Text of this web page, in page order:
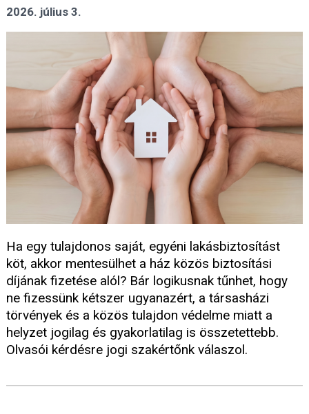
2026. július 3.
Ha egy tulajdonos saját, egyéni lakásbiztosítást
köt, akkor mentesülhet a ház közös biztosítási
díjának fizetése alól? Bár logikusnak tűnhet, hogy
ne fizessünk kétszer ugyanazért, a társasházi
törvények és a közös tulajdon védelme miatt a
helyzet jogilag és gyakorlatilag is összetettebb.
Olvasói kérdésre jogi szakértőnk válaszol.